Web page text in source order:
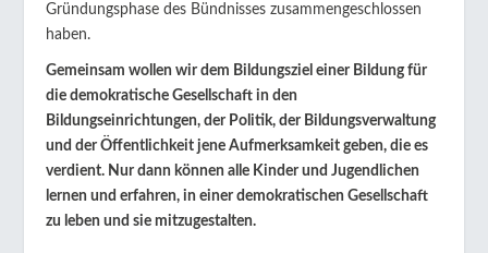
Gründungsphase des Bündnisses zusammengeschlossen
haben.
Gemeinsam wollen wir dem Bildungsziel einer Bildung für
die demokratische Gesellschaft in den
Bildungseinrichtungen, der Politik, der Bildungsverwaltung
und der Öffentlichkeit jene Aufmerksamkeit geben, die es
verdient. Nur dann können alle Kinder und Jugendlichen
lernen und erfahren, in einer demokratischen Gesellschaft
zu leben und sie mitzugestalten.